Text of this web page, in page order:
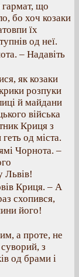
гармат, що
бо хоч козаки
їх
од неї.
– Надавіть
як козаки
розпуки
й майдани
війська
Криця з
од міста.
Чорнота. –
Львів!
Криця. – А
схопився,
його!
а проте, не
з
од брами і